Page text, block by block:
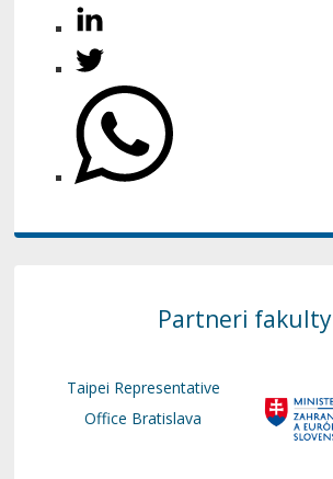
Partneri fakulty
Taipei Representative
Office Bratislava